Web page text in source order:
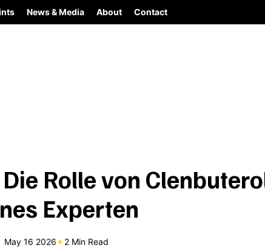
News & Media About Contact
Rolle von
Experten
May 16 2026 2 Min Read